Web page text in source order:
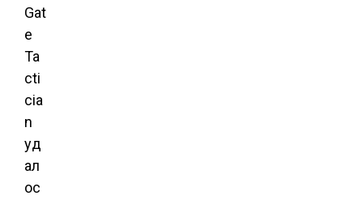
Gat
e
Ta
cti
cia
n
уд
ал
ос